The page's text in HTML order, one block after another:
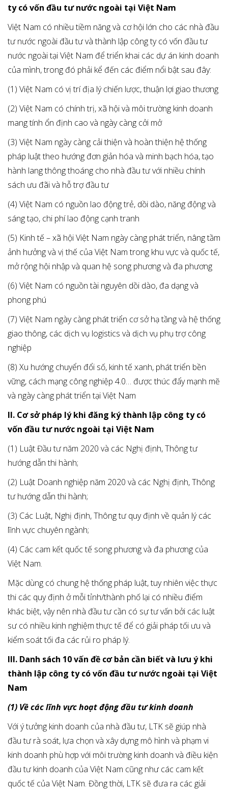
ty có vốn đầu tư nước ngoài tại Việt Nam
Việt Nam có nhiều tiềm năng và cơ hội lớn cho các nhà đầu
tư nước ngoài đầu tư và thành lập công ty có vốn đầu tư
nước ngoài tại Việt Nam để triển khai các dự án kinh doanh
của mình, trong đó phải kể đến các điểm nổi bật sau đây:
(1) Việt Nam có vị trí địa lý chiến lược, thuận lợi giao thương
(2) Việt Nam có chính trị, xã hội và môi trường kinh doanh
mang tính ổn định cao và ngày càng cởi mở
(3) Việt Nam ngày càng cải thiện và hoàn thiện hệ thống
pháp luật theo hướng đơn giản hóa và minh bạch hóa, tạo
hành lang thông thoáng cho nhà đầu tư với nhiều chính
sách ưu đãi và hỗ trợ đầu tư
(4) Việt Nam có nguồn lao động trẻ, dồi dào, năng động và
sáng tạo, chi phí lao động cạnh tranh
(5) Kinh tế – xã hội Việt Nam ngày càng phát triển, nâng tầm
ảnh hưởng và vị thế của Việt Nam trong khu vực và quốc tế,
mở rộng hội nhập và quan hệ song phương và đa phương
(6) Việt Nam có nguồn tài nguyên dồi dào, đa dạng và
phong phú
(7) Việt Nam ngày càng phát triển cơ sở hạ tầng và hệ thống
giao thông, các dịch vụ logistics và dịch vụ phụ trợ công
nghiệp
(8) Xu hướng chuyển đổi số, kinh tế xanh, phát triển bền
vững, cách mạng công nghiệp 4.0… được thúc đẩy mạnh mẽ
và ngày càng phát triển tại Việt Nam
II. Cơ sở pháp lý khi đăng ký thành lập công ty có
vốn đầu tư nước ngoài tại Việt Nam
(1) Luật Đầu tư năm 2020 và các Nghị định, Thông tư
hướng dẫn thi hành;
(2) Luật Doanh nghiệp năm 2020 và các Nghị định, Thông
tư hướng dẫn thi hành;
(3) Các Luật, Nghị định, Thông tư quy định về quản lý các
lĩnh vực chuyên ngành;
(4) Các cam kết quốc tế song phương và đa phương của
Việt Nam.
Mặc dùng có chung hệ thống pháp luật, tuy nhiên việc thực
thi các quy định ở mỗi tỉnh/thành phố lại có nhiều điểm
khác biệt, vậy nên nhà đầu tư cần có sự tư vấn bởi các luật
sư có nhiều kinh nghiệm thực tế để có giải pháp tối ưu và
kiểm soát tối đa các rủi ro pháp lý.
III. Danh sách 10 vấn đề cơ bản cần biết và lưu ý khi
thành lập công ty có vốn đầu tư nước ngoài tại Việt
Nam
(1) Về các lĩnh vực hoạt động đầu tư kinh doanh
Với ý tưởng kinh doanh của nhà đầu tư, LTK sẽ giúp nhà
đầu tư rà soát, lựa chọn và xây dựng mô hình và phạm vi
kinh doanh phù hợp với môi trường kinh doanh và điều kiện
đầu tư kinh doanh của Việt Nam cũng như các cam kết
quốc tế của Việt Nam. Đồng thời, LTK sẽ đưa ra các giải